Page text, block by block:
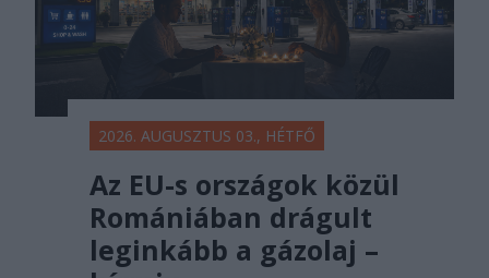
2026. AUGUSZTUS 03., HÉTFŐ
Az EU-s országok közül
Romániában drágult
leginkább a gázolaj –